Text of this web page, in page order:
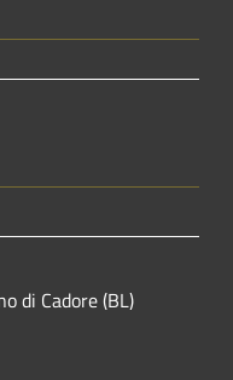
di Cadore (BL)